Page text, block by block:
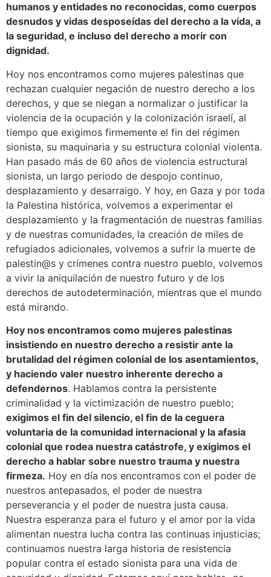
humanos y entidades no reconocidas, como cuerpos
desnudos y vidas desposeídas del derecho a la vida, a
la seguridad, e incluso del derecho a morir con
dignidad.
Hoy nos encontramos como mujeres palestinas que
rechazan cualquier negación de nuestro derecho a los
derechos, y que se niegan a normalizar o justificar la
violencia de la ocupación y la colonización israelí, al
tiempo que exigimos firmemente el fin del régimen
sionista, su maquinaria y su estructura colonial violenta.
Han pasado más de 60 años de violencia estructural
sionista, un largo periodo de despojo continuo,
desplazamiento y desarraigo. Y hoy, en Gaza y por toda
la Palestina histórica, volvemos a experimentar el
desplazamiento y la fragmentación de nuestras familias
y de nuestras comunidades, la creación de miles de
refugiados adicionales, volvemos a sufrir la muerte de
palestin@s y crímenes contra nuestro pueblo, volvemos
a vivir la aniquilación de nuestro futuro y de los
derechos de autodeterminación, mientras que el mundo
está mirando.
Hoy nos encontramos como mujeres palestinas
insistiendo en nuestro derecho a resistir ante la
brutalidad del régimen colonial de los asentamientos,
y haciendo valer nuestro inherente derecho a
defendernos. Hablamos contra la persistente
criminalidad y la victimización de nuestro pueblo;
exigimos el fin del silencio, el fin de la ceguera
voluntaria de la comunidad internacional y la afasia
colonial que rodea nuestra catástrofe, y exigimos el
derecho a hablar sobre nuestro trauma y nuestra
firmeza. Hoy en día nos encontramos con el poder de
nuestros antepasados, el poder de nuestra
perseverancia y el poder de nuestra justa causa.
Nuestra esperanza para el futuro y el amor por la vida
alimentan nuestra lucha contra las continuas injusticias;
continuamos nuestra larga historia de resistencia
popular contra el estado sionista para una vida de